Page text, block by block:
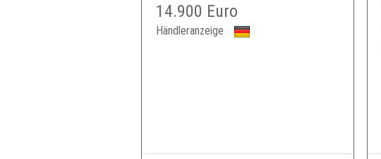
14.900 Euro
Händleranzeige